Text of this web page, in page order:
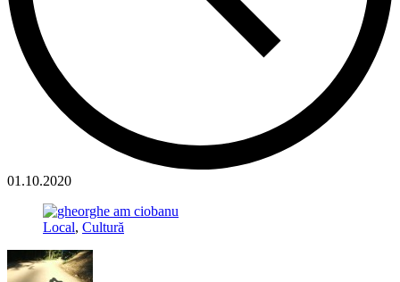
01.10.2020
Local, Cultură